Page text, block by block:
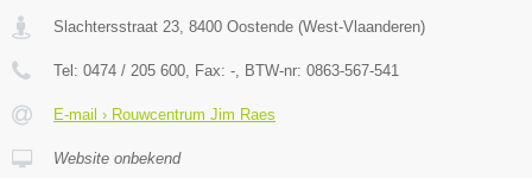
Slachtersstraat 23 8400 Oostende (West-Vlaanderen)
Tel: 0474 / 205 600 , Fax: - , BTW-nr: 0863-567-541
E-mail › Rouwcentrum Jim Raes
Website onbekend